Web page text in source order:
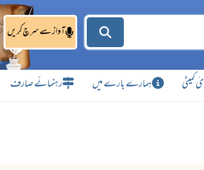
آواز سے سرچ کریں
کمیٹی ہمارے بارے میں رہنمائے صارف